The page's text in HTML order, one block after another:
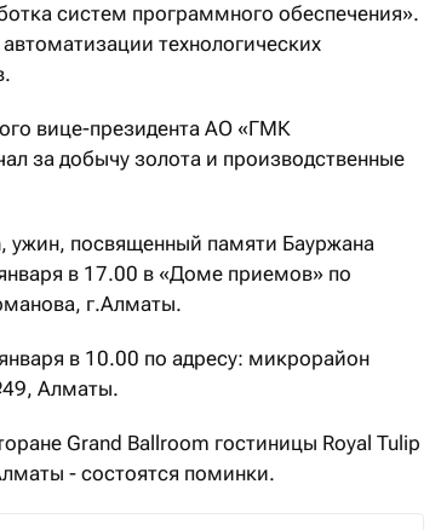
систем программного обеспечения».
технологических
вице-президента АО «ГМК
за добычу золота и производственные
ужин, посвященный памяти Бауржана
в 17.00 в «Доме приемов» по
г.Алматы.
в 10.00 по адресу: микрорайон
Алматы.
Grand Ballroom гостиницы Royal Tulip
- состоятся поминки.